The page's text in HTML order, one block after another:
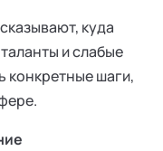
куда
и слабые
конкретные шаги,